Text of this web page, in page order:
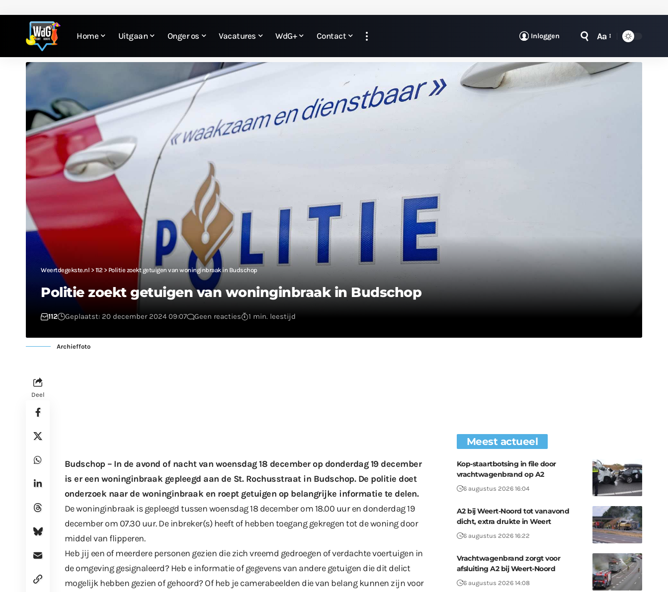
Home Uitgaan Onger os Vacatures WdG+ Contact Inloggen Aa
Weertdegekste.nl > 112 > Politie zoekt getuigen van woninginbraak in Budschop
Politie zoekt getuigen van woninginbraak in Budschop
112 Geplaatst: 20 december 2024 09:07 Geen reacties 1 min. leestijd
Archieffoto
Deel
Budschop – In de avond of nacht van woensdag 18 december op donderdag 19 december
is er een woninginbraak gepleegd aan de St. Rochusstraat in Budschop. De politie doet
onderzoek naar de woninginbraak en roept getuigen op belangrijke informatie te delen.
De woninginbraak is gepleegd tussen woensdag 18 december om 18.00 uur en donderdag 19
december om 07.30 uur. De inbreker(s) heeft of hebben toegang gekregen tot de woning door
middel van flipperen.
Heb jij een of meerdere personen gezien die zich vreemd gedroegen of verdachte voertuigen in
de omgeving gesignaleerd? Heb e informatie of gegevens van andere getuigen die dit delict
mogelijk hebben gezien of gehoord? Of heb je camerabeelden die van belang kunnen zijn voor
Meest actueel
Kop-staartbotsing in file door
vrachtwagenbrand op A2
6 augustus 2026 16:04
A2 bij Weert-Noord tot vanavond
dicht, extra drukte in Weert
6 augustus 2026 16:22
Vrachtwagenbrand zorgt voor
afsluiting A2 bij Weert-Noord
6 augustus 2026 14:08